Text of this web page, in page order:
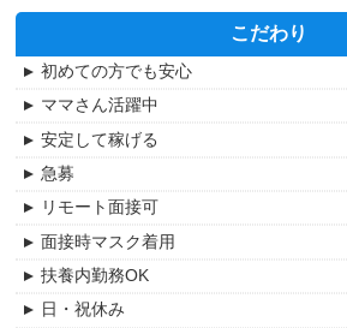
佐伯区
安佐南区
広島市
呉市
福山市
尾道市
東広島市
竹原市
生活相談員
機能訓練指導員
看護職員
その他
パート・アルバイト
紹介予定派遣
こだわり
初めての方でも安心
ママさん活躍中
安定して稼げる
急募
リモート面接可
面接時マスク着用
扶養内勤務OK
日・祝休み